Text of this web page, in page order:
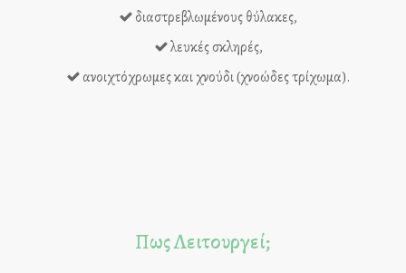
διαστρεβλωμένους θύλακες,
λευκές σκληρές,
ανοιχτόχρωμες και χνούδι (χνοώδες τρίχωμα).
Πως Λειτουργεί;